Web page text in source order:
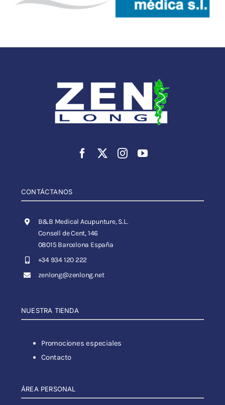
CONTÁCTANOS
B&B Medical Acupunture, S.L.
Consell de Cent, 146
08015 Barcelona España
+34 934 120 222
zenlong@zenlong.net
NUESTRA TIENDA
Promociones especiales
Contacto
ÁREA PERSONAL